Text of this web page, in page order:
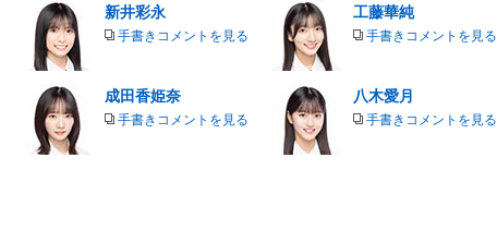
新井彩永
手書きコメントを見る
工藤華純
手書きコメントを見る
成田香姫奈
手書きコメントを見る
八木愛月
手書きコメントを見る